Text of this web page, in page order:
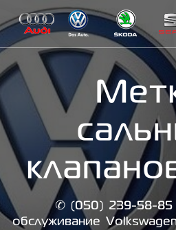
✆ (050) 239-58-
обслуживание